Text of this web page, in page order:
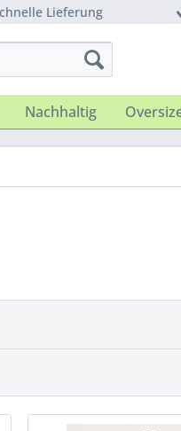
Lieferung
Nachhaltig